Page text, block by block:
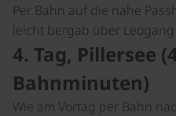
Per Bahn auf die nahe
leicht bergab über
4. Tag, Pillersee
Bahnminuten)
Wie am Vortag per Bahn